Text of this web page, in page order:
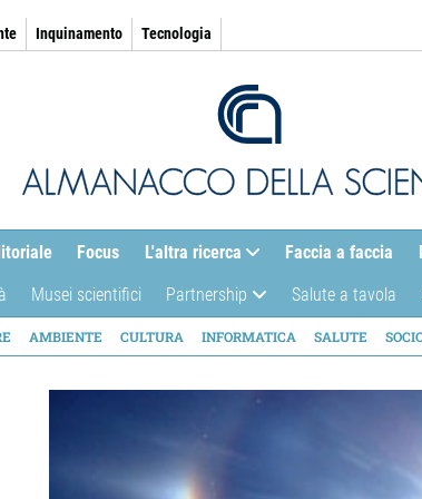
Inquinamento Tecnologia
Focus L'altra ricerca Faccia a faccia
Musei scientifici Partnership Salute a tavola
AMBIENTE CULTURA INFORMATICA SALUTE